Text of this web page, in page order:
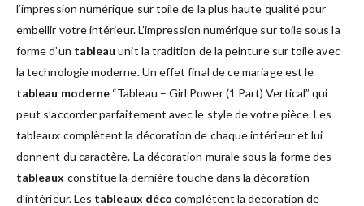
l’impression numérique sur toile de la plus haute qualité pour
embellir votre intérieur. L’impression numérique sur toile sous la
forme d’un tableau unit la tradition de la peinture sur toile avec
la technologie moderne. Un effet final de ce mariage est le
tableau moderne “Tableau – Girl Power (1 Part) Vertical” qui
peut s’accorder parfaitement avec le style de votre pièce. Les
tableaux complètent la décoration de chaque intérieur et lui
donnent du caractère. La décoration murale sous la forme des
tableaux constitue la dernière touche dans la décoration
d’intérieur. Les tableaux déco complètent la décoration de